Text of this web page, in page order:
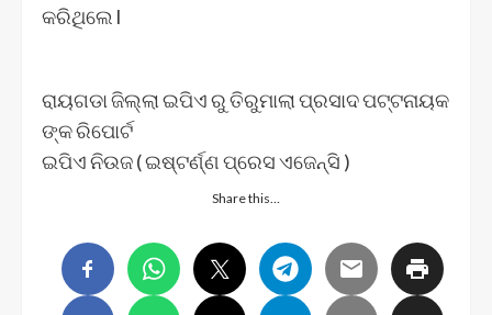
କରିଥିଲେ l
ରାୟଗଡା ଜିଲ୍ଲା ଇପିଏ ରୁ ତିରୁମାଲା ପ୍ରସାଦ ପଟ୍ଟନାୟକ
ଙ୍କ ରିପୋର୍ଟ
ଇପିଏ ନିଉଜ ( ଇଷ୍ଟର୍ଣ୍ଣ ପ୍ରେସ ଏଜେନ୍ସି )
Share this…